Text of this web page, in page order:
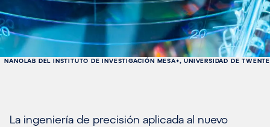
NANOLAB DEL INSTITUTO DE INVESTIGACIÓN MESA+, UNIVERSIDAD DE TWENTE
La ingeniería de precisión aplicada al nuevo